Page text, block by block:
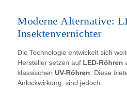
Moderne Alternative:
Insektenvernichter
Die Technologie entwickelt sich
Hersteller setzen auf LED-Röhren
klassischen UV-Röhren . Diese
Anlockwirkung, sind jedoch: